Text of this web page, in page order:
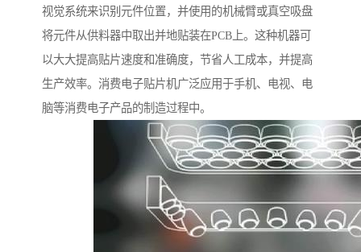
视觉系统来识别元件位置，并使用的机械臂或真空吸盘
将元件从供料器中取出并地贴装在PCB上。这种机器可
以大大提高贴片速度和准确度，节省人工成本，并提高
生产效率。消费电子贴片机广泛应用于手机、电视、电
脑等消费电子产品的制造过程中。